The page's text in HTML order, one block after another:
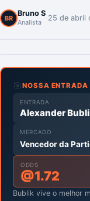
BR
Bruno S
Analista 25 de abril
🎯NOSSA ENTRADA
ENTRADA
Alexander
MERCADO
Vencedor da
ODDS
@1.72
Bublik vive o melhor